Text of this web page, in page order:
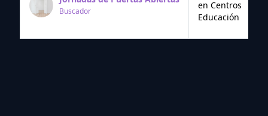
Buscador
en Centros
Educación